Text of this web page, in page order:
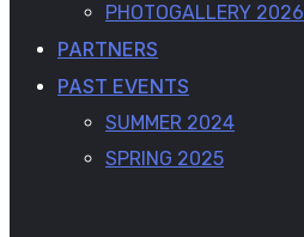
PHOTOGALLERY 2026
PARTNERS
PAST EVENTS
SUMMER 2024
SPRING 2025